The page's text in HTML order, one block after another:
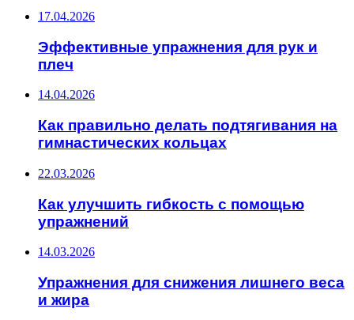
17.04.2026
Эффективные упражнения для рук и
плеч
14.04.2026
Как правильно делать подтягивания на
гимнастических кольцах
22.03.2026
Как улучшить гибкость с помощью
упражнений
14.03.2026
Упражнения для снижения лишнего веса
и жира